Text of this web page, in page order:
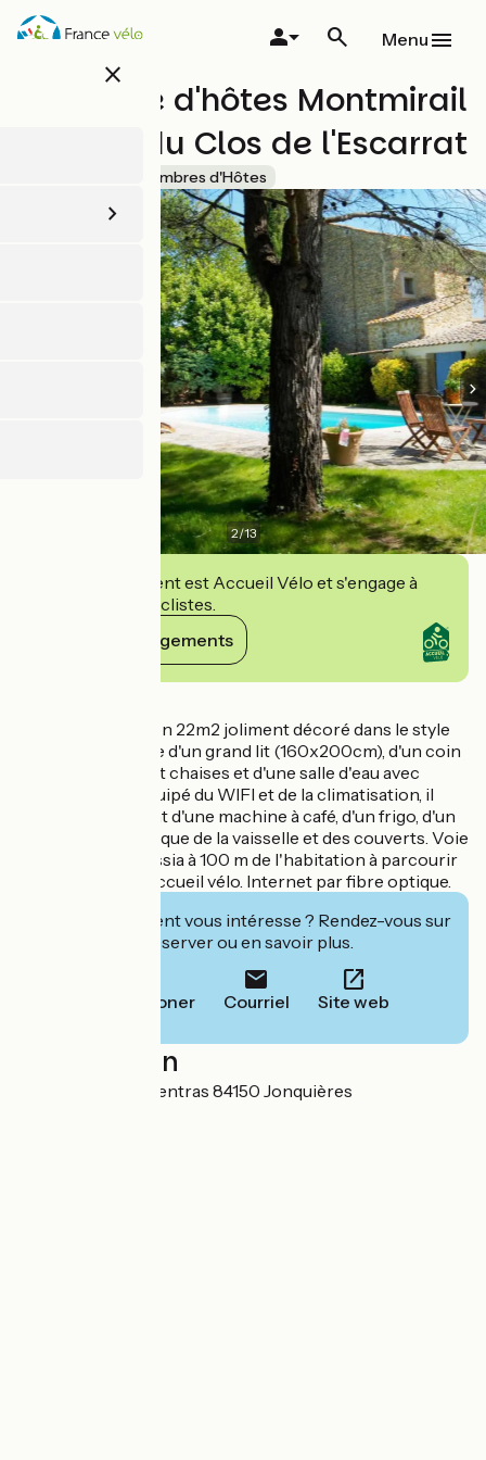
Aller
au
close
Menu
Chambre d'hôtes Montmirail
au Mas du Clos de l'Escarrat
Chambres d'Hôtes
2/13
Cet établissement est Accueil Vélo et s'engage à
accueillir des cyclistes.
Voir ses engagements
Ce studio d'environ 22m2 joliment décoré dans le style
provençal dispose d'un grand lit (160x200cm), d'un coin
repas avec table et chaises et d'une salle d'eau avec
douche et WC. Equipé du WIFI et de la climatisation, il
dispose également d'une machine à café, d'un frigo, d'un
micro-onde, ainsi que de la vaisselle et des couverts. Voie
verte la Via Venaissia à 100 m de l'habitation à parcourir
à vélo ou à pied. Accueil vélo. Internet par fibre optique.
Cet établissement vous intéresse ? Rendez-vous sur
leur site pour réserver ou en savoir plus.
Téléphoner Courriel Site web
Localisation
321 route de Carpentras 84150 Jonquières